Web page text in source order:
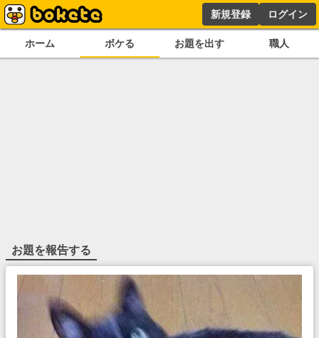
新規登録 ログイン
ホーム ボケる お題を出す 職人
お題を報告する